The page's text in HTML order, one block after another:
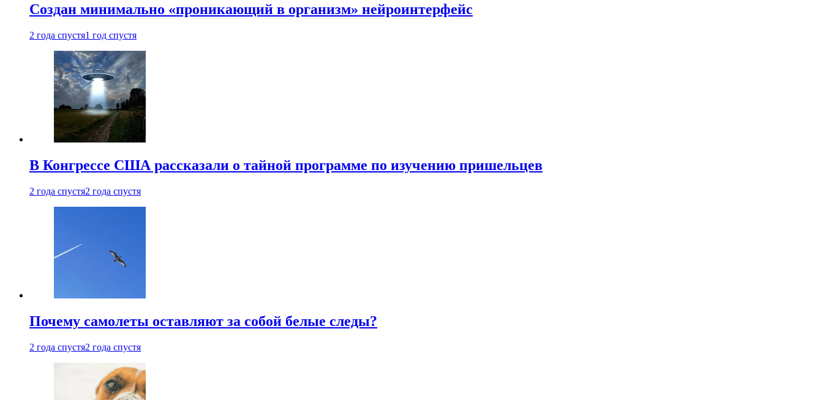
Создан минимально «проникающий в организм» нейроинтерфейс
2 года спустя1 год спустя
В Конгрессе США рассказали о тайной программе по изучению пришельцев
2 года спустя2 года спустя
Почему самолеты оставляют за собой белые следы?
2 года спустя2 года спустя